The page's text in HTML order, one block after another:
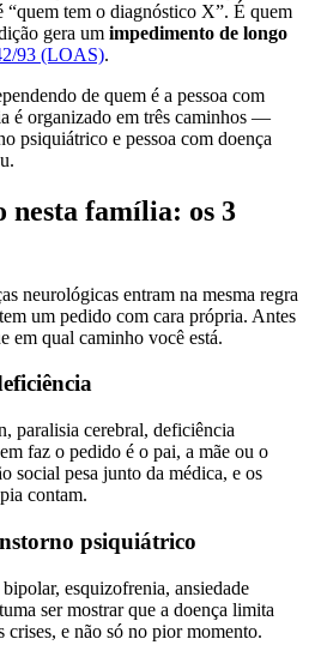
“quem tem o diagnóstico X”. É quem
gera um impedimento de longo
93 (LOAS).
de quem é a pessoa com
é organizado em três caminhos —
psiquiátrico e pessoa com doença
nesta família: os 3
neurológicas entram na mesma regra
um pedido com cara própria. Antes
em qual caminho você está.
paralisia cerebral, deficiência
faz o pedido é o pai, a mãe ou o
social pesa junto da médica, e os
contam.
psiquiátrico
esquizofrenia, ansiedade
ser mostrar que a doença limita
crises, e não só no pior momento.